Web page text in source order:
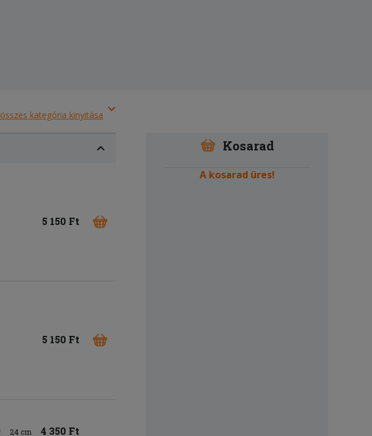
összes kategória kinyitása
5 150 Ft
5 150 Ft
24 cm 4 350 Ft
Kosarad
A kosarad üres!